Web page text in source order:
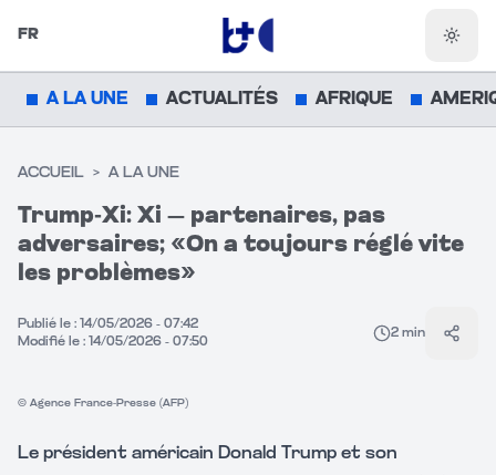
FR
A LA UNE ACTUALITÉS AFRIQUE
ACCUEIL > A LA UNE
Trump‑Xi: Xi — partenaires, pas
adversaires; «On a toujours réglé vite
les problèmes»
Publié le : 14/05/2026 - 07:42
Modifié le : 14/05/2026 - 07:50
2 min
CLIQUEZ POUR ACTIVER LE SON
© Agence France-Presse (AFP)
Le président américain Donald Trump et son